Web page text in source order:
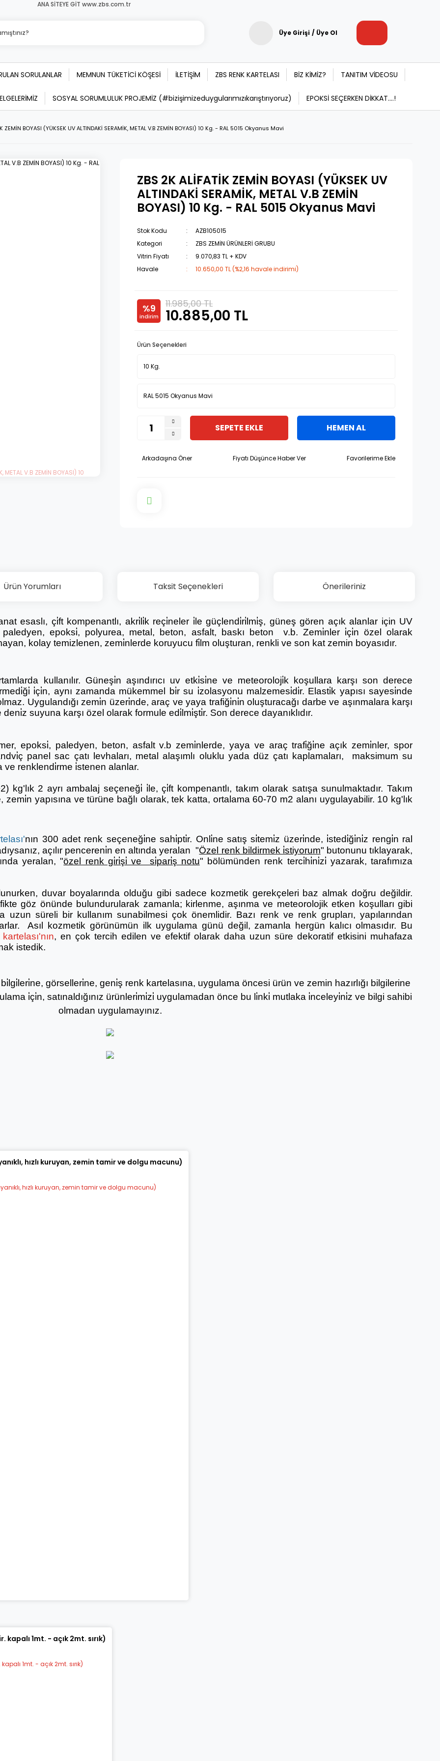
ANA SİTEYE GİT www.zbs.com.tr
Üye Girişi / Üye Ol
SORULANLAR MEMNUN TÜKETİCİ KÖŞESİ İLETİŞİM ZBS RENK KARTELASI BİZ KİMİZ? TANITIM VİDEOSU
SOSYAL SORUMLULUK PROJEMİZ (#bizişimizeduygularımızıkarıştırıyoruz) EPOKSİ SEÇERKEN DİKKAT....!
ZEMİN BOYASI (YÜKSEK UV ALTINDAKİ SERAMİK, METAL V.B ZEMİN BOYASI) 10 Kg. - RAL 5015 Okyanus Mavi
ZBS 2K ALİFATİK ZEMİN BOYASI (YÜKSEK UV
ALTINDAKİ SERAMİK, METAL V.B ZEMİN
BOYASI) 10 Kg. - RAL 5015 Okyanus Mavi
Stok Kodu
AZB105015
Kategori
ZBS ZEMİN ÜRÜNLERİ GRUBU
Vitrin Fiyatı
9.070,83 TL + KDV
Havale
10.650,00 TL (%2,16 havale indirimi)
%9
indirim
11.985,00 TL
10.885,00 TL
Ürün Seçenekleri
SEPETE EKLE HEMEN AL
Arkadaşına Öner Fiyatı Düşünce Haber Ver
Ürün Yorumları Taksit Seçenekleri Önerileriniz
esaslı, çi̇ft kompenantlı, akri̇li̇k reçi̇neler i̇le güçlendi̇ri̇lmi̇ş, güneş gören açık alanlar için UV
paledyen, epoksi̇, polyurea, metal, beton, asfalt, baskı beton v.b. Zemi̇nler i̇çi̇n özel olarak
kolay temizlenen, zemi̇nlerde koruyucu fi̇lm oluşturan, renkli ve son kat zemin boyasıdır.
kullanılır. Güneşi̇n aşındırıcı uv etki̇si̇ne ve meteoroloji̇k koşullara karşı son derece
i̇çi̇n, aynı zamanda mükemmel bi̇r su i̇zolasyonu malzemesi̇di̇r. Elasti̇k yapısı sayesi̇nde
Uygulandığı zemi̇n üzeri̇nde, araç ve yaya trafiği̇ni̇n oluşturacağı darbe ve aşınmalara karşı
suyuna karşı özel olarak formule edi̇lmi̇şti̇r. Son derece dayanıklıdır.
epoksi̇, paledyen, beton, asfalt v.b zemi̇nlerde, yaya ve araç trafi̇ği̇ne açık zemi̇nler, spor
panel sac çatı levhaları, metal alaşımlı oluklu yada düz çatı kaplamaları, maksimum su
ve renklendi̇rme i̇stenen alanlar.
kg'lık 2 ayrı ambalaj seçeneği̇ i̇le, çi̇ft kompenantlı, takım olarak satışa sunulmaktadır. Takım
zemi̇n yapısına ve türüne bağlı olarak, tek katta, ortalama 60-70 m2 alanı uygulayabilir. 10 kg'lık
nın 300 adet renk seçeneği̇ne sahi̇pti̇r. Onli̇ne satış si̇temi̇z üzeri̇nde, i̇stedi̇ği̇ni̇z rengi̇n ral
açılır pencereni̇n en altında yeralan "Özel renk bildirmek i̇stiyorum" butonunu tıklayarak,
yeralan, "özel renk gi̇ri̇şi̇ ve si̇pari̇ş notu" bölümünden renk terci̇hi̇ni̇zi̇ yazarak, tarafımıza
duvar boyalarında olduğu gibi sadece kozmetik gerekçeleri baz almak doğru değildir.
göz önünde bulundurularak zamanla; kirlenme, aşınma ve meteorolojik etken koşulları gibi
uzun süreli bir kullanım sunabilmesi çok önemlidir. Bazı renk ve renk grupları, yapılarından
Asıl kozmetik görünümün ilk uygulama günü değil, zamanla hergün kalıcı olmasıdır. Bu
, en çok tercih edilen ve efektif olarak daha uzun süre dekoratif etkisini muhafaza
istedik.
görselleri̇ne, geni̇ş renk kartelasına, uygulama öncesi ürün ve zemin hazırlığı bilgilerine
i̇çi̇n, satınaldığınız ürünleri̇mi̇zi̇ uygulamadan önce bu li̇nki̇ mutlaka i̇nceleyi̇ni̇z ve bilgi sahibi
olmadan uygulamayınız.
yetersiz gördüğünüz noktaları öneri formunu kullanarak tarafımıza iletebilirsiniz.
hızlı kuruyan, zemin tamir ve dolgu macunu)
kapalı 1mt. - açık 2mt. sırık)